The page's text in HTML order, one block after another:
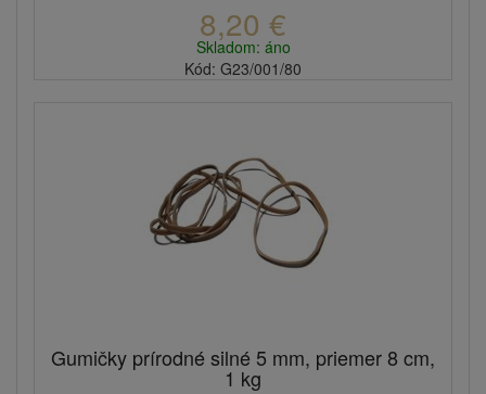
8,20 €
Skladom: áno
Kód: G23/001/80
Gumičky prírodné silné 5 mm, priemer 8 cm,
1 kg